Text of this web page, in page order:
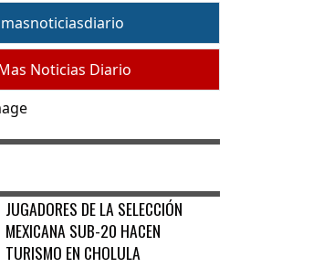
Noticias Diario
JUGADORES DE LA SELECCIÓN
MEXICANA SUB-20 HACEN
TURISMO EN CHOLULA